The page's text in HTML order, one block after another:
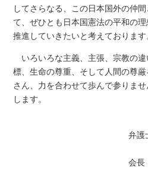
してさらなる、この日本国外の仲
て、ぜひとも日本国憲法の平和の
推進していきたいと考えております
いろいろな主義、主張、宗教の違
標、生命の尊重、そして人間の尊
さん、力を合わせて歩んで参りま
します。
弁護
会長